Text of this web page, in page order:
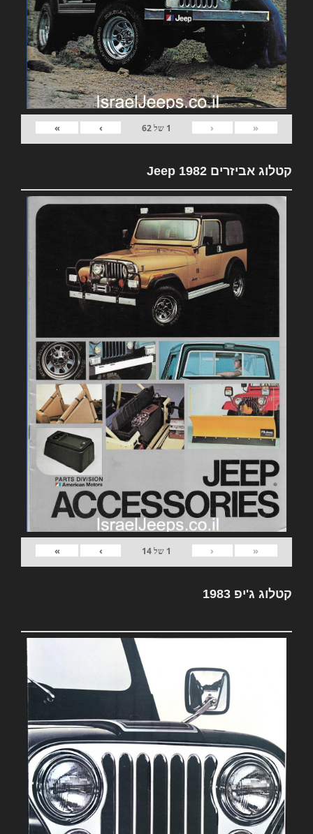
«
‹
1 של62
›
»
קטלוג אביזרים 1982 Jeep
«
‹
1 של14
›
»
קטלוג ג'יפ 1983